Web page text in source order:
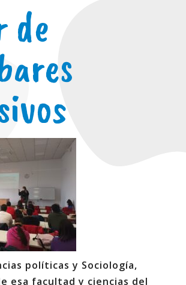
de
políticas y Sociología,
esa facultad y ciencias del